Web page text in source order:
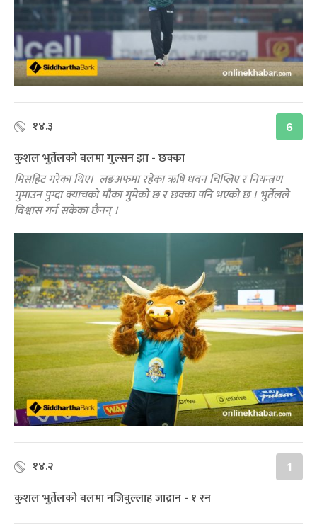
१४.३ 6
कुशल भुर्तेलको बलमा गुल्सन झा - छक्का
मिसहिट गरेका थिए। लङअफमा रहेका ऋषि धवन चिप्लिए र नियन्त्रण
गुमाउन पुग्दा क्याचको मौका गुमेको छ र छक्का पनि भएको छ । भुर्तेलले
विश्वास गर्न सकेका छैनन् ।
१४.२ 1
कुशल भुर्तेलको बलमा नजिबुल्लाह जाद्रान - १ रन